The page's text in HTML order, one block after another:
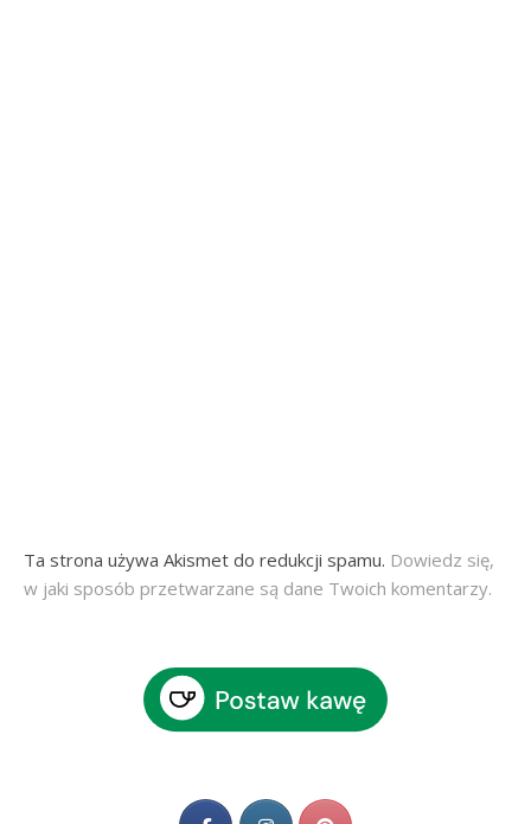
Ta strona używa Akismet do redukcji spamu. Dowiedz się,
w jaki sposób przetwarzane są dane Twoich komentarzy.